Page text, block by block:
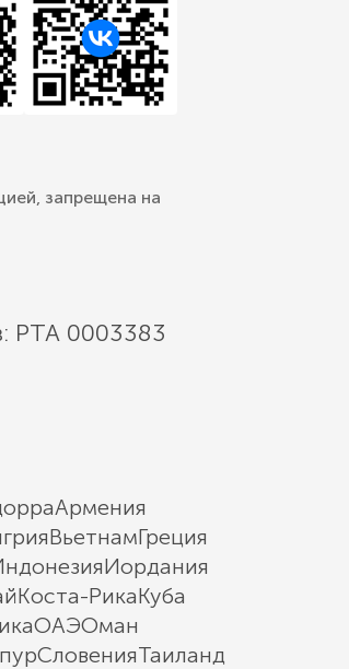
запрещена на
РТА 0003383
Армения
ВьетнамГреция
Иордания
Коста-РикаКуба
ОАЭОман
СловенияТаиланд